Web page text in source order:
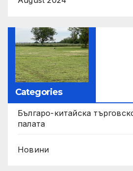
Categories
Българо-китайска
палата
Новини